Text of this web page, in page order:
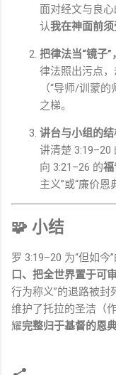
面对经文与良
认我在神面前
把律法当“镜子”
律法照出污点
（“导师/训蒙
之梯。
讲台与小组的
讲清楚 3:19–20
向 3:21–26 的福
主义”或“廉价恩
🧩 小结
罗 3:19–20 为“但如今
口、把全世界置于可
行为称义”的退路被封
维护了托拉的圣洁（
耀完整归于基督的恩